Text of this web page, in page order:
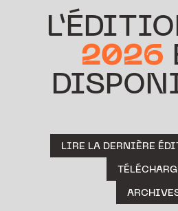
2026
LIRE LA DERNIÈRE